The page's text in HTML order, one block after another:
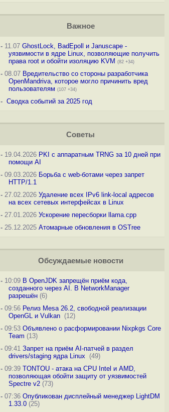
Важное
-11.07 GhostLock, BadEpoll и Januscape -
уязвимости в ядре Linux, позволяющие получить
права root и обойти изоляцию KVM (82 +34)
-08.07 Вредительство со стороны разработчика
OpenMandriva, которое могло причинить вред
пользователям (107 +34)
- Сводка событий за 2025 год
Советы
-19.04.2026 PKI с аппаратным TRNG за 10 дней при
помощи AI
-09.03.2026 Борьба с web-ботами через запрет
HTTP/1.1
-27.02.2026 Удаление всех IPv6 link-local адресов
на всех сетевых интерфейсах в Linux
-27.01.2026 Ускорение пересборки llama.cpp
-25.12.2025 Атомарные обновления в OSTree
Обсуждаемые новости
-10:09 В OpenJDK запрещён приём кода,
созданного через AI. В NetworkManager
разрешён(6)
-09:56 Релиз Mesa 26.2, свободной реализации
OpenGL и Vulkan (12)
-09:53 Объявлено о расформировании Nixpkgs Core
Team (13)
-09:41 Запрет на приём AI-патчей в раздел
drivers/staging ядра Linux
(49)
-09:39 TONTOU - атака на CPU Intel и AMD,
позволяющая обойти защиту от уязвимостей
Spectre v2(73)
-07:36 Опубликован дисплейный менеджер LightDM
1.33.0(25)